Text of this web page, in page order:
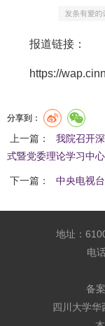
报道链接：
https://
分享到：
上一篇：
我院召开
式暨党委理论学习中
下一篇： 中央电视
地址：
电
备
四川大学